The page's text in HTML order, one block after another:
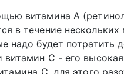
витамина А
в течение
надо будет потратить
С - его
С, для этого